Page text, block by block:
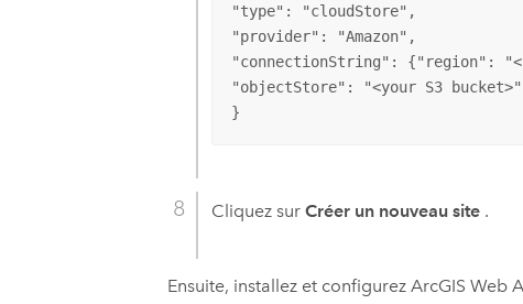
"type": "cloudStore",
"provider": "Amazon",
"connectionString": {"region":
"objectStore": "<your S3 bucket>"
}
Cliquez surCréer un nouveau site .
Ensuite, installez et configurezArcGIS Web